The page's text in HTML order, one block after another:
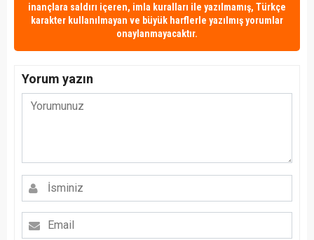
inançlara saldırı içeren, imla kuralları ile yazılmamış, Türkçe
karakter kullanılmayan ve büyük harflerle yazılmış yorumlar
onaylanmayacaktır.
Yorum yazın